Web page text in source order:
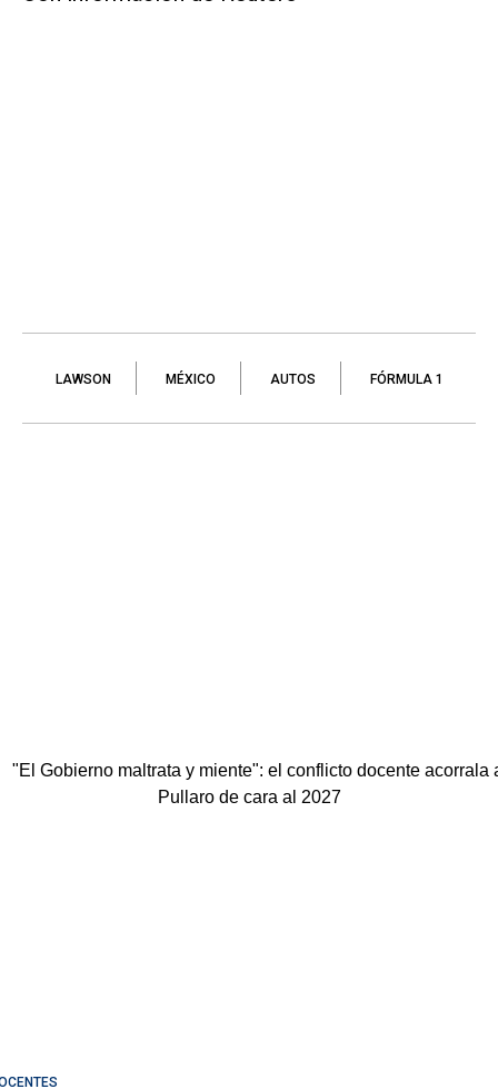
LAWSON MÉXICO AUTOS FÓRMULA 1